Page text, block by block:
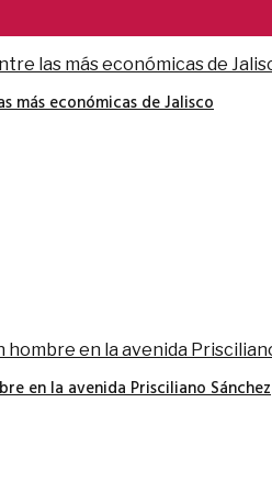
más económicas de Jalisco
en la avenida Prisciliano Sánchez